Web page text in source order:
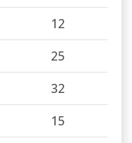
12
25
32
15